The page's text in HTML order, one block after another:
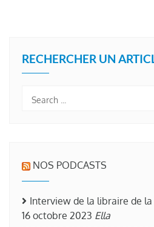
RECHERCHER UN
NOS PODCASTS
Interview de la libraire de la
16 octobre 2023 Ella